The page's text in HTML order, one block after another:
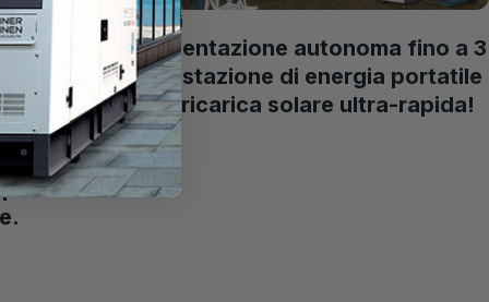
la
Articoli
Alimentazione autonoma fino a 3
kW: stazione di energia portatile
con ricarica solare ultra-rapida!